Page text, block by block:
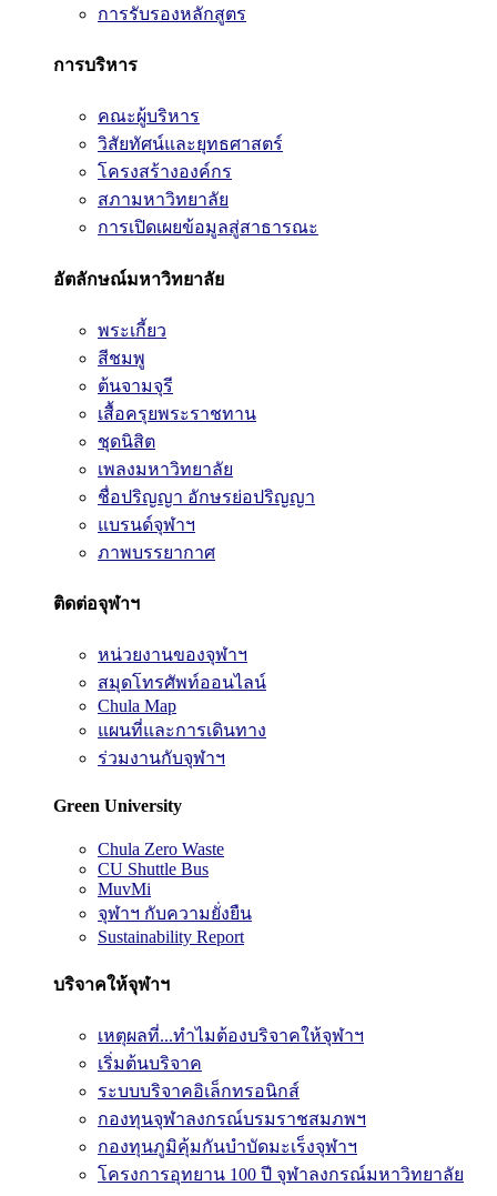
การรับรองหลักสูตร
การบริหาร
คณะผู้บริหาร
วิสัยทัศน์และยุทธศาสตร์
โครงสร้างองค์กร
สภามหาวิทยาลัย
การเปิดเผยข้อมูลสู่สาธารณะ
อัตลักษณ์มหาวิทยาลัย
พระเกี้ยว
สีชมพู
ต้นจามจุรี
เสื้อครุยพระราชทาน
ชุดนิสิต
เพลงมหาวิทยาลัย
ชื่อปริญญา อักษรย่อปริญญา
แบรนด์จุฬาฯ
ภาพบรรยากาศ
ติดต่อจุฬาฯ
หน่วยงานของจุฬาฯ
สมุดโทรศัพท์ออนไลน์
Chula Map
แผนที่และการเดินทาง
ร่วมงานกับจุฬาฯ
Green University
Chula Zero Waste
CU Shuttle Bus
MuvMi
จุฬาฯ กับความยั่งยืน
Sustainability Report
บริจาคให้จุฬาฯ
เหตุผลที่...ทำไมต้องบริจาคให้จุฬาฯ
เริ่มต้นบริจาค
ระบบบริจาคอิเล็กทรอนิกส์
กองทุนจุฬาลงกรณ์บรมราชสมภพฯ
กองทุนภูมิคุ้มกันบำบัดมะเร็งจุฬาฯ
โครงการอุทยาน 100 ปี จุฬาลงกรณ์มหาวิทยาลัย